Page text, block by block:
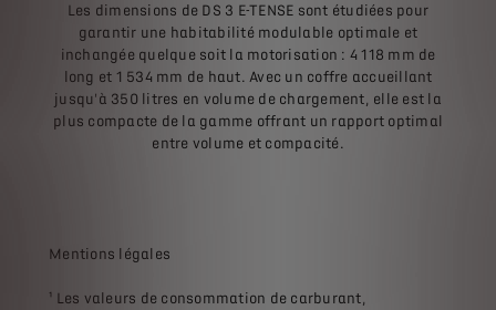
Les dimensions de DS 3 E-TENSE sont étudiées pour
garantir une habitabilité modulable optimale et
inchangée quelque soit la motorisation : 4 118 mm de
long et 1 534 mm de haut. Avec un coffre accueillant
jusqu'à 350 litres en volume de chargement, elle est la
plus compacte de la gamme offrant un rapport optimal
entre volume et compacité.
Mentions légales
¹ Les valeurs de consommation de carburant,